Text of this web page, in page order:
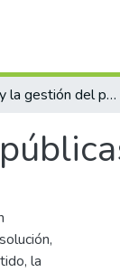
El diseño y la gestión del portafolio de políticas públicas.
la